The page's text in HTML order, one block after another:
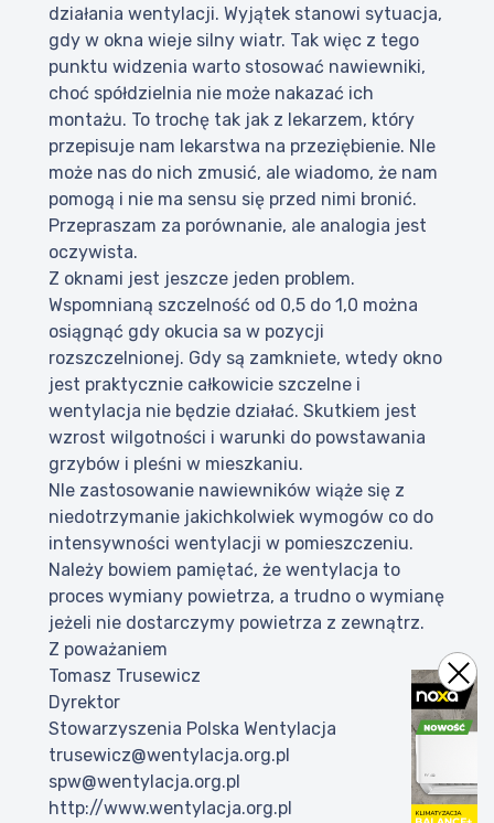
działania wentylacji. Wyjątek stanowi sytuacja,
gdy w okna wieje silny wiatr. Tak więc z tego
punktu widzenia warto stosować nawiewniki,
choć spółdzielnia nie może nakazać ich
montażu. To trochę tak jak z lekarzem, który
przepisuje nam lekarstwa na przeziębienie. NIe
może nas do nich zmusić, ale wiadomo, że nam
pomogą i nie ma sensu się przed nimi bronić.
Przepraszam za porównanie, ale analogia jest
oczywista.
Z oknami jest jeszcze jeden problem.
Wspomnianą szczelność od 0,5 do 1,0 można
osiągnąć gdy okucia sa w pozycji
rozszczelnionej. Gdy są zamkniete, wtedy okno
jest praktycznie całkowicie szczelne i
wentylacja nie będzie działać. Skutkiem jest
wzrost wilgotności i warunki do powstawania
grzybów i pleśni w mieszkaniu.
NIe zastosowanie nawiewników wiąże się z
niedotrzymanie jakichkolwiek wymogów co do
intensywności wentylacji w pomieszczeniu.
Należy bowiem pamiętać, że wentylacja to
proces wymiany powietrza, a trudno o wymianę
jeżeli nie dostarczymy powietrza z zewnątrz.
Z poważaniem
Tomasz Trusewicz
Dyrektor
Stowarzyszenia Polska Wentylacja
trusewicz@wentylacja.org.pl
spw@wentylacja.org.pl
http://www.wentylacja.org.pl